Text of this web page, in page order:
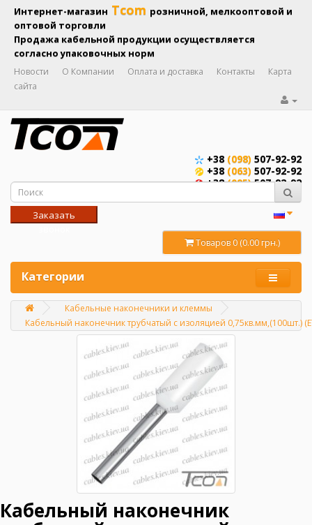
Интернет-магазин Tcom розничной, мелкооптовой и
оптовой торговли
Продажа кабельной продукции осуществляется
согласно упаковочных норм
Новости О Компании Оплата и доставка Контакты
Карта
сайта
+38 (098) 507-92-92
+38 (063) 507-92-92
+38(095)507-92-92
Заказать
Товаров 0 (0.00 грн.)
Категории
Главная
Кабельные наконечники и клеммы
Кабельный наконечник трубчатый с изоляцией 0,75кв.мм,(100шт.)
Кабельный наконечник